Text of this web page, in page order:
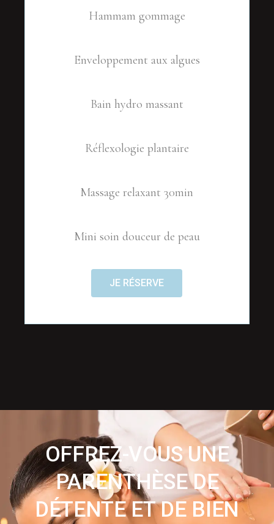
Hammam gommage
Enveloppement aux algues
Bain hydro massant
Réflexologie plantaire
Massage relaxant 30min
Mini soin douceur de peau
JE RÉSERVE
OFFREZ-VOUS UNE
PARENTHÈSE DE
DÉTENTE ET DE BIEN